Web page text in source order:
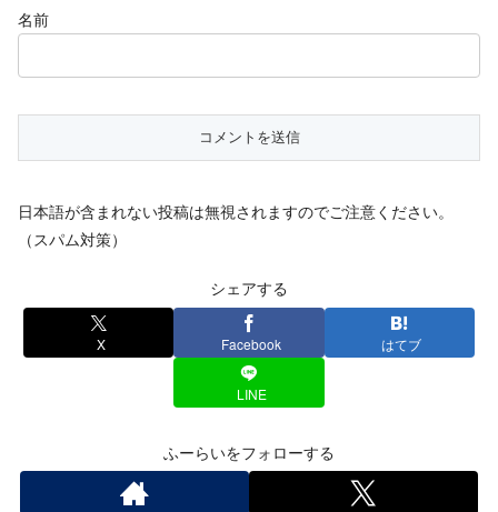
名前
日本語が含まれない投稿は無視されますのでご注意ください。
（スパム対策）
シェアする
X Facebook はてブ
LINE
ふーらいをフォローする